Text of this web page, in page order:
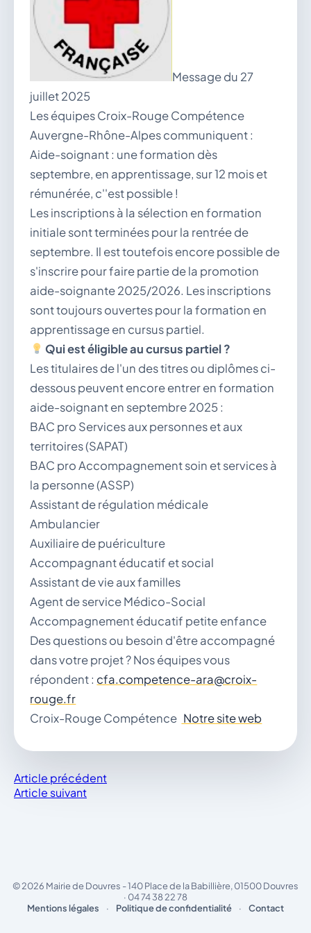
04 74 38 22 78
mairie@douvres.fr
140 Place de la Babillière, 01500 Douvres
Contacter la mairie
publier une annonce
Message du 27
juillet 2025
Les équipes Croix-Rouge Compétence
Auvergne-Rhône-Alpes communiquent :
Aide-soignant : une formation dès
septembre, en apprentissage, sur 12 mois et
rémunérée, c''est possible !
Les inscriptions à la sélection en formation
initiale sont terminées pour la rentrée de
septembre. Il est toutefois encore possible de
s'inscrire pour faire partie de la promotion
aide-soignante 2025/2026. Les inscriptions
sont toujours ouvertes pour la formation en
apprentissage en cursus partiel.
Qui est éligible au cursus partiel ?
Les titulaires de l'un des titres ou diplômes ci-
dessous peuvent encore entrer en formation
aide-soignant en septembre 2025 :
BAC pro Services aux personnes et aux
territoires (SAPAT)
BAC pro Accompagnement soin et services à
la personne (ASSP)
Assistant de régulation médicale
Ambulancier
Auxiliaire de puériculture
Accompagnant éducatif et social
Assistant de vie aux familles
Agent de service Médico-Social
Accompagnement éducatif petite enfance
Des questions ou besoin d'être accompagné
dans votre projet ? Nos équipes vous
répondent : cfa.competence-ara@croix-
rouge.fr
Croix-Rouge Compétence Notre site web
Article précédent
Article suivant
© 2026 Mairie de Douvres - 140 Place de la Babillière, 01500 Douvres
· 04 74 38 22 78
Mentions légales
· Politique de confidentialité · Contact